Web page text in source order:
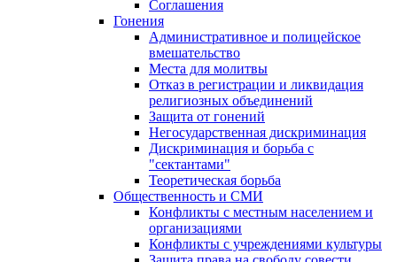
Соглашения
Гонения
Административное и полицейское
вмешательство
Места для молитвы
Отказ в регистрации и ликвидация
религиозных объединений
Защита от гонений
Негосударственная дискриминация
Дискриминация и борьба с
"сектантами"
Теоретическая борьба
Общественность и СМИ
Конфликты с местным населением и
организациями
Конфликты с учреждениями культуры